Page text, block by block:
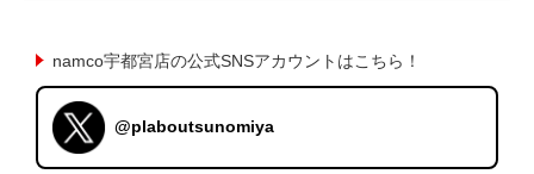
namco宇都宮店の公式SNSアカウントはこちら！
@plaboutsunomiya